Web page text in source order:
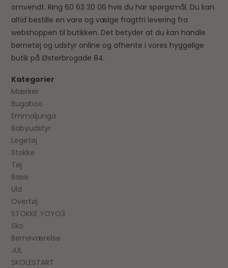
omvendt. Ring 60 63 30 06 hvis du har spørgsmål. Du kan
altid bestille en vare og vælge fragtfri levering fra
webshoppen til butikken. Det betyder at du kan handle
børnetøj og udstyr online og afhente i vores hyggelige
butik på Østerbrogade 84.
Kategorier
Mærker
Bugaboo
Emmaljunga
Babyudstyr
Legetøj
Stokke
Tøj
Basis
Uld
Overtøj
STOKKE YOYO3
Sko
Børneværelse
JUL
SKOLESTART